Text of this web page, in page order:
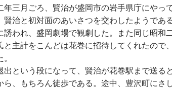
三月ごろ、賢治が盛岡市の岩手県庁にやっ
賢治と初対面のあいさつを交わしたようであ
誘われ、盛岡劇場で観劇した。また同じ昭和
と主計をこんどは花巻に招待してくれたので
という段になって、賢治が花巻駅まで送る
ら、もちろん徒歩である。途中、豊沢町にさ